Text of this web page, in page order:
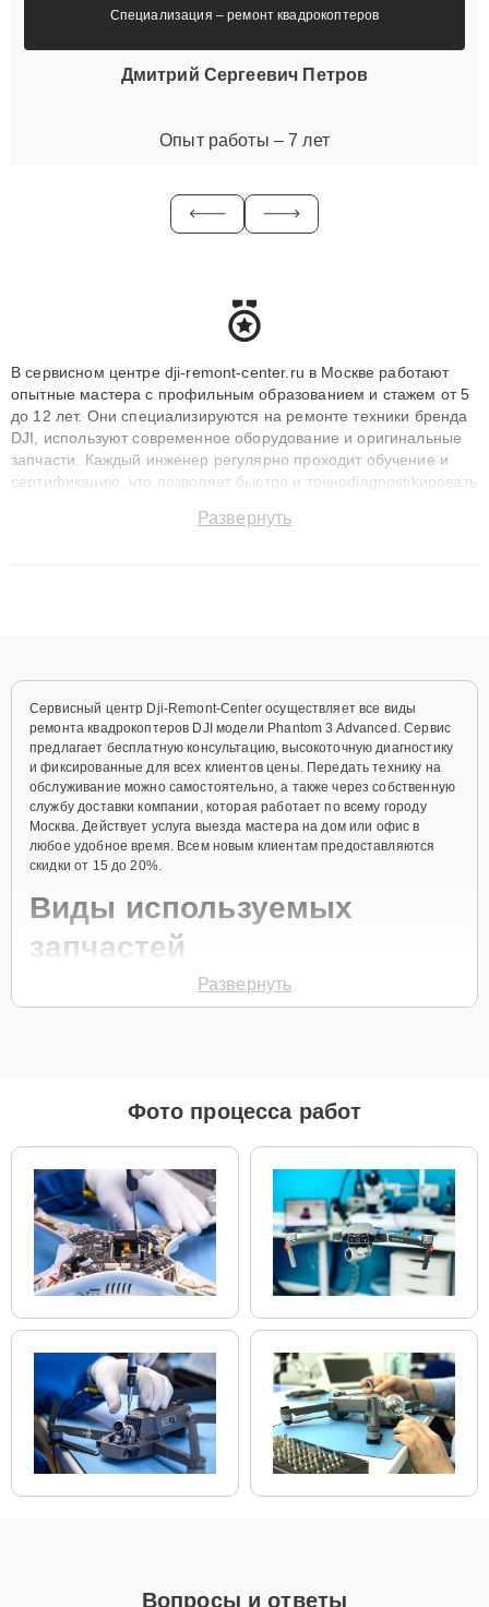
Специализация – ремонт квадрокоптеров
Дмитрий Сергеевич Петров
Опыт работы – 7 лет
В сервисном центре dji-remont-center.ru в Москве работают
опытные мастера с профильным образованием и стажем от 5
до 12 лет. Они специализируются на ремонте техники бренда
DJI, используют современное оборудование и оригинальные
запчасти. Каждый инженер регулярно проходит обучение и
сертификацию, что позволяет быстро и точноdiagnostikировать
до 3 лет. Наши мастера решают сложные случаи: от замены
Развернуть
Сервисный центр Dji-Remont-Center осуществляет все виды
ремонта квадрокоптеров DJI модели Phantom 3 Advanced. Сервис
предлагает бесплатную консультацию, высокоточную диагностику
и фиксированные для всех клиентов цены. Передать технику на
обслуживание можно самостоятельно, а также через собственную
службу доставки компании, которая работает по всему городу
Москва. Действует услуга выезда мастера на дом или офис в
любое удобное время. Всем новым клиентам предоставляются
скидки от 15 до 20%.
Виды используемых
запчастей
Для ремонта квадрокоптера модели Phantom 3 Advanced
Как определиться с выбором запчастей:
Если устройство свежей модели и есть планы на
активное использование устройства дольше
года, рекомендуется выбор оригинальных
запчастей.
При наличии планов в скором времени заменить
устройство на более современное, лучше
рассмотреть вариант с использованием
Так или иначе, при ремонте будут использованы исключительно
высококачественные запчасти, будь это 100% оригинал, или
надежные аналоги проверенных и зарекомендовавших себя
производителей.
Этапы ремонта
Для оперативного ремонта вашей техники нужно:
Развернуть
Фото процесса работ
Вопросы и ответы